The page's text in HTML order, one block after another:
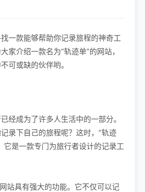
一款能够帮助你记录旅程的神奇工
家介绍一款名为“轨迹单”的网站，
可或缺的伙伴哟。
经成为了许多人生活中的一部分。
录下自己的旅程呢？这时，“轨迹
它是一款专门为旅行者设计的记录工
站具有强大的功能。它不仅可以记